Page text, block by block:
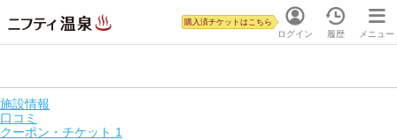
ログイン
購入済チケットはこちら
履歴 メニュー
施設情報
口コミ
クーポン・チケット 1